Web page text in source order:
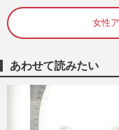
杉浦
尽”
週刊女
広
て
女性
あわせて読みたい